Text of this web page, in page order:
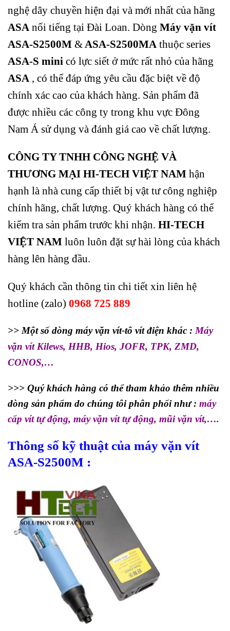
nghệ dây chuyền hiện đại và mới nhất của hãng
ASA nổi tiếng tại Đài Loan. Dòng Máy vặn vít
ASA-S2500M & ASA-S2500MA thuộc series
ASA-S mini có lực siết ở mức rất nhỏ của hãng
ASA , có thể đáp ứng yêu cầu đặc biệt về độ
chính xác cao của khách hàng. Sản phẩm đã
được nhiều các công ty trong khu vực Đông
Nam Á sử dụng và đánh giá cao về chất lượng.
CÔNG TY TNHH CÔNG NGHỆ VÀ
THƯƠNG MẠI HI-TECH VIỆT NAM hận
hạnh là nhà cung cấp thiết bị vật tư công nghiệp
chính hãng, chất lượng. Quý khách hàng có thể
kiểm tra sản phẩm trước khi nhận. HI-TECH
VIỆT NAM luôn luôn đặt sự hài lòng của khách
hàng lên hàng đầu.
Quý khách cần thông tin chi tiết xin liên hệ
hotline (zalo) 0968 725 889
>> Một số dòng máy vặn vít-tô vít điện khác : Máy
vặn vítKilews, HHB, Hios, JOFR, TPK, ZMD,
CONOS,…
>>> Quý khách hàng có thể tham khảo thêm nhiều
dòng sản phẩm do chúng tôi phân phối như : máy
cấp vít tự động, máy vặn vít tự động, mũi vặn vít,….
Thông số kỹ thuậtcủa máy vặn vít
ASA-S2500M :